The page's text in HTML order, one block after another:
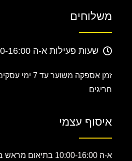
משלוחים
שעות פעילות א-ה 10:00-16:00
זמן אספקה משוער עד 7 ימי עסקים-
חריגים
איסוף עצמי
א-ה 10:00-16:00